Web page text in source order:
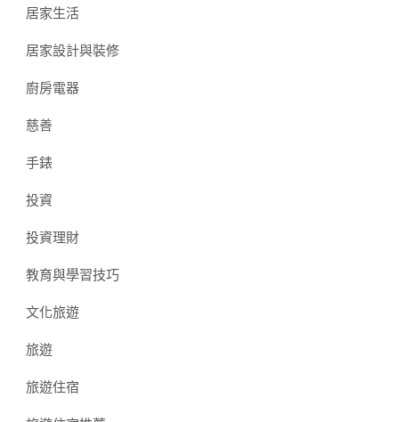
居家生活
居家設計與裝修
廚房電器
慈善
手錶
投資
投資理財
教育與學習技巧
文化旅遊
旅遊
旅遊住宿